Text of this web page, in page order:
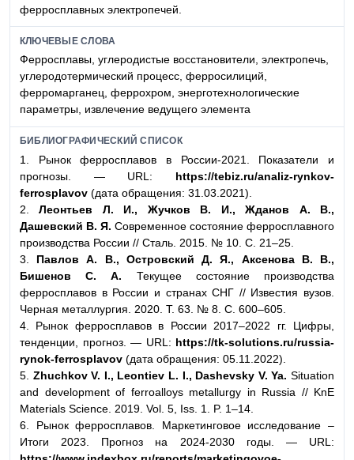
ферросплавных электропечей.
КЛЮЧЕВЫЕ СЛОВА
Ферросплавы, углеродистые восстановители, электропечь,
углеродотермический процесс, ферросилиций,
ферромарганец, феррохром, энерготехнологические
параметры, извлечение ведущего элемента
БИБЛИОГРАФИЧЕСКИЙ СПИСОК
1. Рынок ферросплавов в России-2021. Показатели и
прогнозы. — URL: https://tebiz.ru/analiz-rynkov-
ferrosplavov (дата обращения: 31.03.2021).
2.Леонтьев Л. И., Жучков В. И., Жданов А. В.,
Дашевский В. Я. Современное состояние ферросплавного
производства России // Сталь. 2015. № 10. С. 21–25.
3. Павлов А. В., Островский Д. Я., Аксенова В. В.,
Бишенов С. А. Текущее состояние производства
ферросплавов в России и странах СНГ // Известия вузов.
Черная металлургия. 2020. Т. 63. № 8. С. 600–605.
4. Рынок ферросплавов в России 2017–2022 гг. Цифры,
тенденции, прогноз. — URL: https://tk-solutions.ru/russia-
rynok-ferrosplavov (дата обращения: 05.11.2022).
5. Zhuchkov V. I., Leontiev L. I., Dashevsky V. Ya. Situation
and development of ferroalloys metallurgy in Russia // KnE
Materials Science. 2019. Vol. 5, Iss. 1. P. 1–14.
6. Рынок ферросплавов. Маркетинговое исследование –
Итоги 2023. Прогноз на 2024-2030 годы. — URL: